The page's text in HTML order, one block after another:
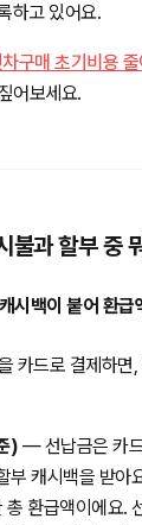
하고 있어요.
구매 초기비용
어보세요.
불과 할부 중
시백이 붙어 환급
카드로 결제하면,
) — 선납금은 카
부 캐시백을 받아
환급액이에요.